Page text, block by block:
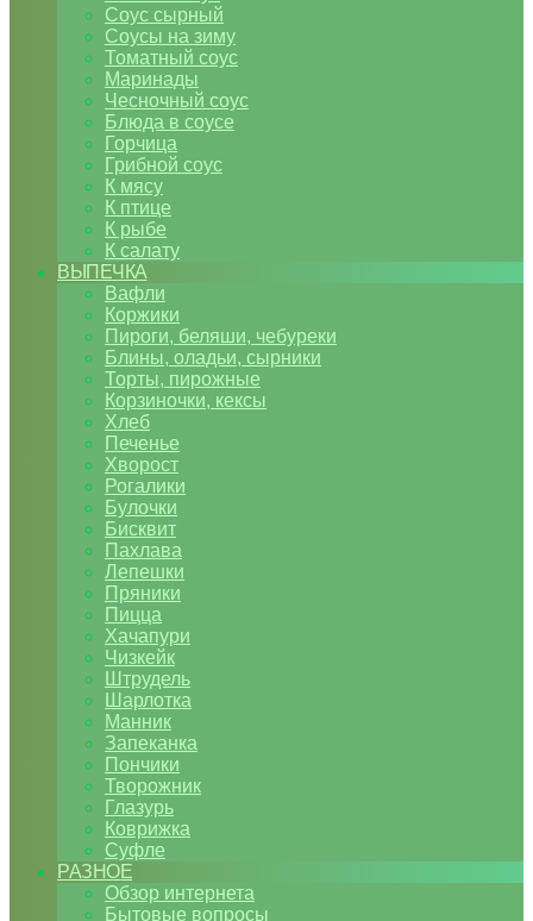
Соус сырный
Соусы на зиму
Томатный соус
Маринады
Чесночный соус
Блюда в соусе
Горчица
Грибной соус
К мясу
К птице
К рыбе
К салату
ВЫПЕЧКА
Вафли
Коржики
Пироги, беляши, чебуреки
Блины, оладьи, сырники
Торты, пирожные
Корзиночки, кексы
Хлеб
Печенье
Хворост
Рогалики
Булочки
Бисквит
Пахлава
Лепешки
Пряники
Пицца
Хачапури
Чизкейк
Штрудель
Шарлотка
Манник
Запеканка
Пончики
Творожник
Глазурь
Коврижка
Суфле
РАЗНОЕ
Обзор интернета
Бытовые вопросы